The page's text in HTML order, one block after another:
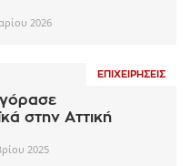
2026
ΕΠΙΧΕΙΡΉΣΕΙΣ
στην Αττική
2025